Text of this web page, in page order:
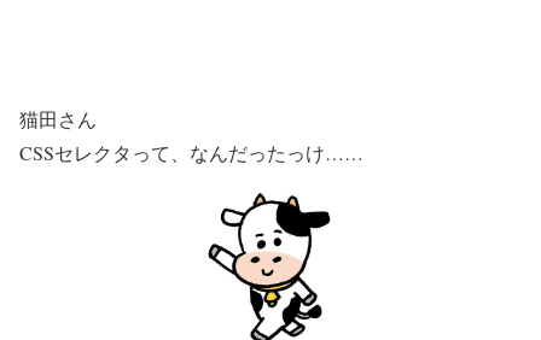
猫田さん
CSSセレクタって、なんだったっけ……